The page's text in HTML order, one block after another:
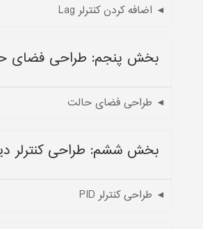
◄ اضافه کردن کنترلر Lag
بخش پنجم: طراحی فضای
◄ طراحی فضای حالت
بخش ششم: طراحی کنترلر
◄ طراحی کنترلر PID